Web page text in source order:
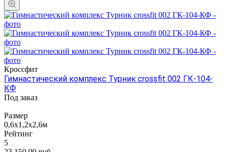
Кроссфит
Гимнастический комплекс Турник crossfit 002 ГК-104-
КФ
Под заказ
Размер
0,6х1,2х2,6м
Рейтинг
5